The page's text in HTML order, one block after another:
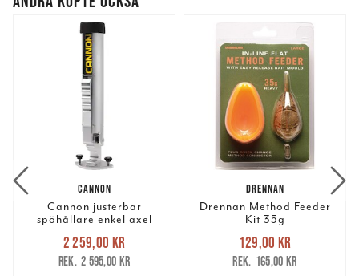
CANNON
Cannon justerbar
spöhållare enkel axel
Nuvarande pris
2 259,00 krTidigare pris
2 595,00 kr
2 259,00 kr
2 595,00 kr
DRENNAN
Drennan Method Feeder
Kit 35g
Nuvarande pris
129,00 krTidigare pris
165,00 kr
129,00 kr
165,00 kr